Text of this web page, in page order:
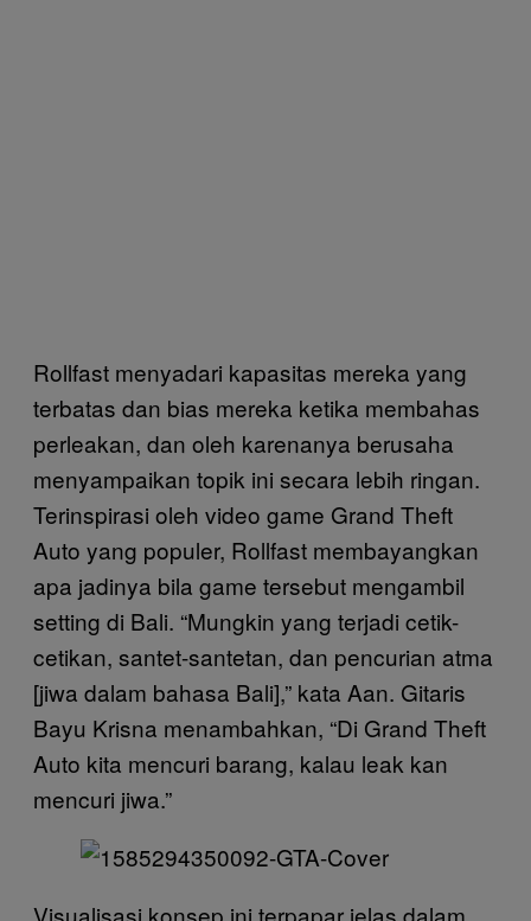
Rollfast menyadari kapasitas mereka yang
terbatas dan bias mereka ketika membahas
perleakan, dan oleh karenanya berusaha
menyampaikan topik ini secara lebih ringan.
Terinspirasi oleh video game Grand Theft
Auto yang populer, Rollfast membayangkan
apa jadinya bila game tersebut mengambil
setting di Bali. “Mungkin yang terjadi cetik-
cetikan, santet-santetan, dan pencurian atma
[jiwa dalam bahasa Bali],” kata Aan. Gitaris
Bayu Krisna menambahkan, “Di Grand Theft
Auto kita mencuri barang, kalau leak kan
mencuri jiwa.”
Visualisasi konsep ini terpapar jelas dalam